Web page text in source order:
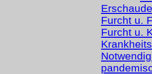
Furcht u.
Furcht u.